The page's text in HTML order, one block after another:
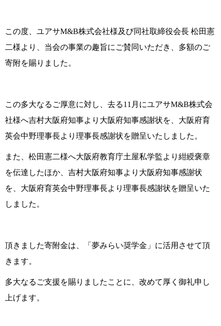
この度、ユアサM&B株式会社様及び同社取締役会長 松田憲
二様より、当会の事業の趣旨にご賛同いただき、多額のご
寄附を賜りました。
この多大なるご厚意に対し、去る11月にユアサM&B株式会
社様へ吉村大阪府知事より大阪府知事感謝状を、大阪府育
英会中野理事長より理事長感謝状を贈呈いたしました。
また、松田憲二様へ大阪府教育庁土屋私学監より紺綬褒章
を伝達したほか、吉村大阪府知事より大阪府知事感謝状
を、大阪府育英会中野理事長より理事長感謝状を贈呈いた
しました。
頂きました寄附金は、「夢みらい奨学金」に活用させて頂
きます。
多大なるご支援を賜りましたことに、改めて厚く御礼申し
上げます。